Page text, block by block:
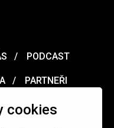
cookies
PODCAST
PARTNEŘI